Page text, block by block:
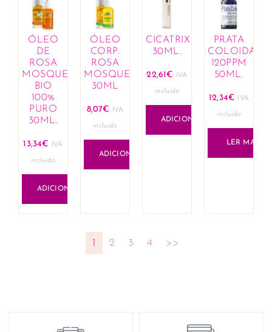
ÓLEO
DE
ROSA
MOSQUETA
BIO
100%
PURO
30ML.
13,34€ IVA
incluido
ADICIONAR
ÓLEO
CORP.
ROSA
MOSQUETA
30ML
8,07€ IVA
incluido
ADICIONAR
CICATRIX
30ML.
22,61€ IVA
incluido
ADICIONAR
PRATA
COLOIDAL
120PPM
50ML.
12,34€ IVA
incluido
LER MAIS
1 2 3 4 >>